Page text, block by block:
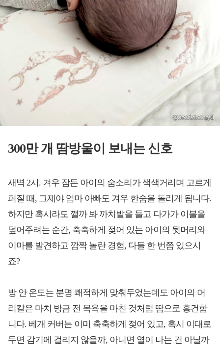
300만 개 땀방울이 보내는 신호
새벽 2시. 겨우 잠든 아이의 숨소리가 색색거리며 고르게
퍼질 때, 그제야 엄마 아빠도 겨우 한숨을 돌리게 됩니다.
하지만 혹시라도 깰까 봐 까치발을 들고 다가가 이불을
덮어주려는 순간, 축축하게 젖어 있는 아이의 뒷머리와
이마를 발견하고 깜짝 놀란 경험, 다들 한 번쯤 있으시
죠?
방 안 온도는 분명 쾌적하게 맞춰두었는데도 아이의 머
리칼은 마치 방금 전 목욕을 마친 것처럼 땀으로 흥건합
니다. 베개 커버는 이미 축축하게 젖어 있고, 혹시 이대로
두면 감기에 걸리지 않을까, 아니면 열이 나는 건 아닐까